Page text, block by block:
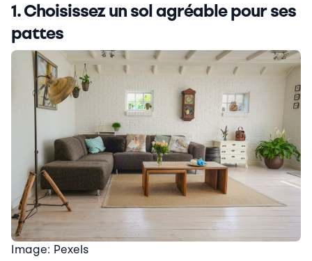
1. Choisissez un sol agréable pour ses
pattes
Image: Pexels